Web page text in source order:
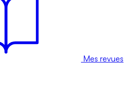
Mes revues